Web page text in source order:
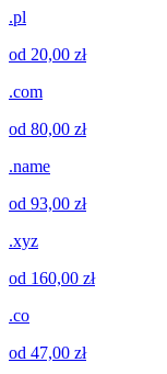
.pl
od 20,00 zł
.com
od 80,00 zł
.name
od 93,00 zł
.xyz
od 160,00 zł
.co
od 47,00 zł